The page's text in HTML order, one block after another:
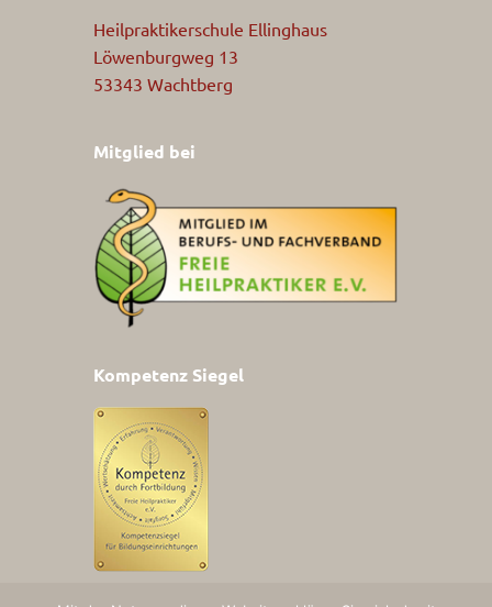
Heilpraktikerschule Ellinghaus
Löwenburgweg 13
53343 Wachtberg
Mitglied bei
Kompetenz Siegel